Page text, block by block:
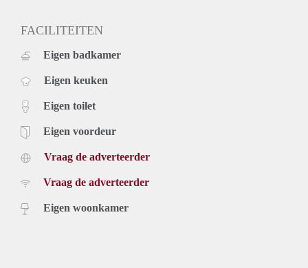
FACILITEITEN
Eigen badkamer
Eigen keuken
Eigen toilet
Eigen voordeur
Vraag de adverteerder
Vraag de adverteerder
Eigen woonkamer